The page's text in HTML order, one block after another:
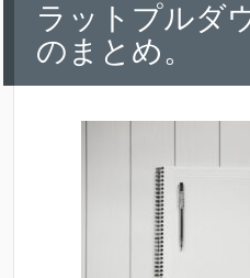
ラットプルダ
のまとめ。